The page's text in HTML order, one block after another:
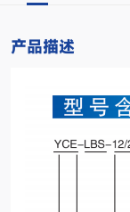
产品描述